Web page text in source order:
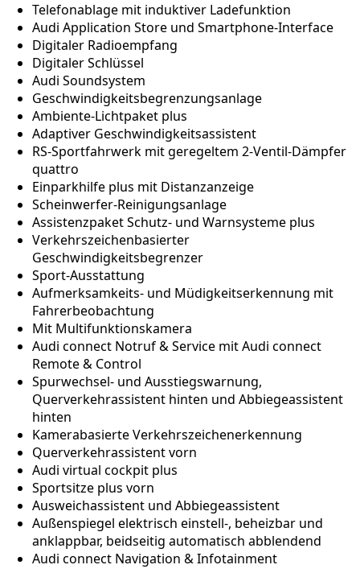
Telefonablage mit induktiver Ladefunktion
Audi Application Store und Smartphone-Interface
Digitaler Radioempfang
Digitaler Schlüssel
Audi Soundsystem
Geschwindigkeitsbegrenzungsanlage
Ambiente-Lichtpaket plus
Adaptiver Geschwindigkeitsassistent
RS-Sportfahrwerk mit geregeltem 2-Ventil-Dämpfer
quattro
Einparkhilfe plus mit Distanzanzeige
Scheinwerfer-Reinigungsanlage
Assistenzpaket Schutz- und Warnsysteme plus
Verkehrszeichenbasierter
Geschwindigkeitsbegrenzer
Sport-Ausstattung
Aufmerksamkeits- und Müdigkeitserkennung mit
Fahrerbeobachtung
Mit Multifunktionskamera
Audi connect Notruf & Service mit Audi connect
Remote & Control
Spurwechsel- und Ausstiegswarnung,
Querverkehrassistent hinten und Abbiegeassistent
hinten
Kamerabasierte Verkehrszeichenerkennung
Querverkehrassistent vorn
Audi virtual cockpit plus
Sportsitze plus vorn
Ausweichassistent und Abbiegeassistent
Außenspiegel elektrisch einstell-, beheizbar und
anklappbar, beidseitig automatisch abblendend
Audi connect Navigation & Infotainment